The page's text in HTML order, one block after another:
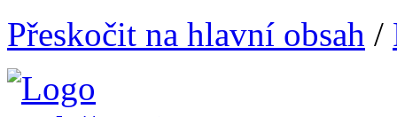
Přeskočit na hlavní obsah /